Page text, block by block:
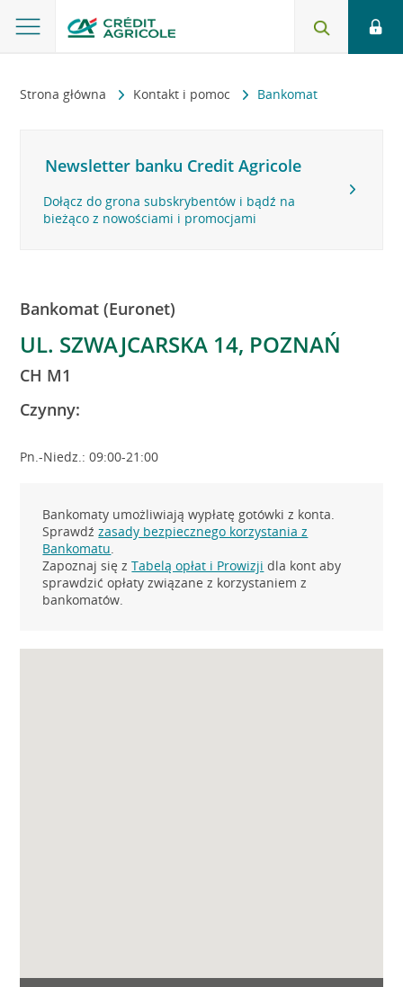
Strona główna Kontakt i pomoc Bankomat
Newsletter banku Credit Agricole
Dołącz do grona subskrybentów i bądź na
bieżąco z nowościami i promocjami
Bankomat (Euronet)
UL. SZWAJCARSKA 14, POZNAŃ
CH M1
Czynny:
Pn.-Niedz.: 09:00-21:00
Bankomaty umożliwiają wypłatę gotówki z konta.
Sprawdźzasady bezpiecznego korzystania z
Bankomatu.
Zapoznaj się zTabelą opłat i Prowizji dla kont aby
sprawdzić opłaty związane z korzystaniem z
bankomatów.